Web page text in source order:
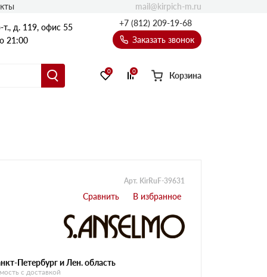
т., д. 119, офис 55
21:00
+7 (812) 209-19-68
Заказать звонок
0 0 Корзина
mail@kirpich-m.ru
Арт. KirRuF-39631
Петербург и Лен. область
с доставкой